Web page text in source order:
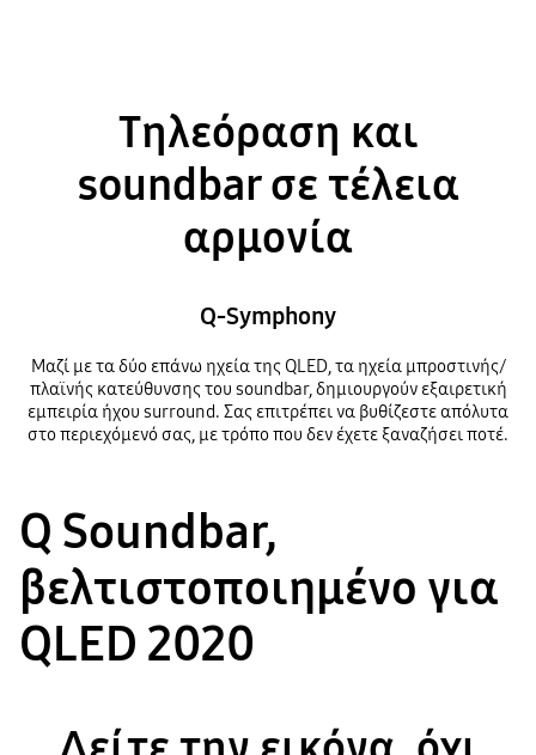
Τηλεόραση και
soundbar σε τέλεια
αρμονία
Q-Symphony
Μαζί με τα δύο επάνω ηχεία της QLED, τα ηχεία μπροστινής/
πλαϊνής κατεύθυνσης του soundbar, δημιουργούν εξαιρετική
εμπειρία ήχου surround. Σας επιτρέπει να βυθίζεστε απόλυτα
στο περιεχόμενό σας, με τρόπο που δεν έχετε ξαναζήσει ποτέ.
Q Soundbar,
βελτιστοποιημένο για
QLED 2020